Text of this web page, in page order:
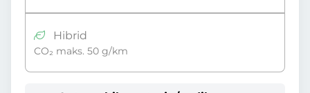
Hibrid
CO₂ maks. 50 g/km